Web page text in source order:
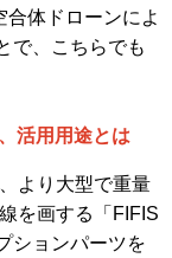
体ドローンによ
で、こちらでも
活用用途とは
より大型で重量
を画する「FIFIS
ションパーツを